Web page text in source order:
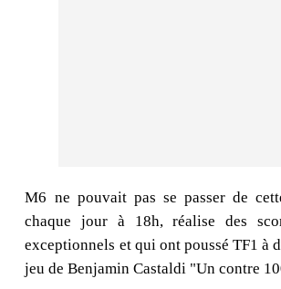
M6 ne pouvait pas se passer de
chaque jour à 18h, réalise des
exceptionnels et qui ont poussé TF1 à
jeu de Benjamin Castaldi "Un contre